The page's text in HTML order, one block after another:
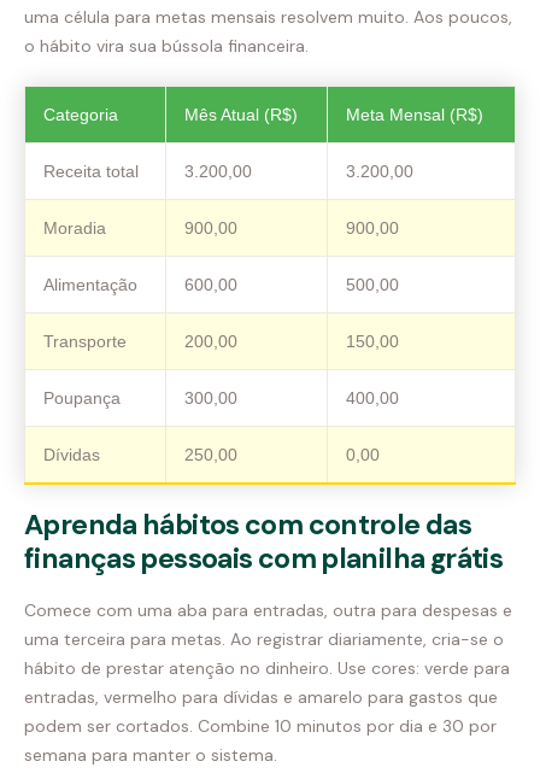
uma célula para metas mensais resolvem muito. Aos poucos,
o hábito vira sua bússola financeira.
Categoria Mês Atual (R$) Meta Mensal (R$)
Receita total 3.200,00 3.200,00
Moradia 900,00 900,00
Alimentação 600,00 500,00
Transporte 200,00 150,00
Poupança 300,00 400,00
Dívidas 250,00 0,00
Aprenda hábitos com controle das
finanças pessoais com planilha grátis
Comece com uma aba para entradas, outra para despesas e
uma terceira para metas. Ao registrar diariamente, cria-se o
hábito de prestar atenção no dinheiro. Use cores: verde para
entradas, vermelho para dívidas e amarelo para gastos que
podem ser cortados. Combine 10 minutos por dia e 30 por
semana para manter o sistema.